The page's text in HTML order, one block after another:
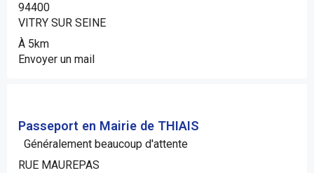
94400
VITRY SUR SEINE
À 5km
Envoyer un mail
Passeport en Mairie de THIAIS
Généralement beaucoup d'attente
RUE MAUREPAS